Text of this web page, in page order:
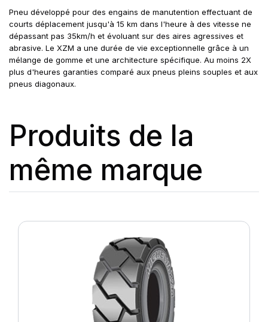
Pneu développé pour des engains de manutention effectuant de
courts déplacement jusqu'à 15 km dans l'heure à des vitesse ne
dépassant pas 35km/h et évoluant sur des aires agressives et
abrasive. Le XZM a une durée de vie exceptionnelle grâce à un
mélange de gomme et une architecture spécifique. Au moins 2X
plus d'heures garanties comparé aux pneus pleins souples et aux
pneus diagonaux.
Produits de la
même marque